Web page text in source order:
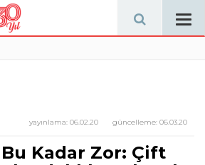
güncelleme: 06.03.20
yayınlama: 06.02.20
Kadar Zor: Çift